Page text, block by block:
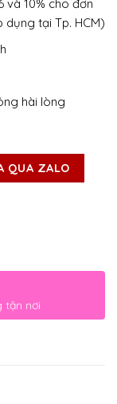
và 10% cho đơn
dụng tại Tp. HCM)
hài lòng
QUA ZALO
tận nơi